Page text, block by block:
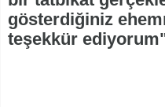
gösterdiğiniz
teşekkür